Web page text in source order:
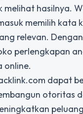
melihat hasilnya.
memilih
relevan.
perlengkapan
online.
dapat
otoritas